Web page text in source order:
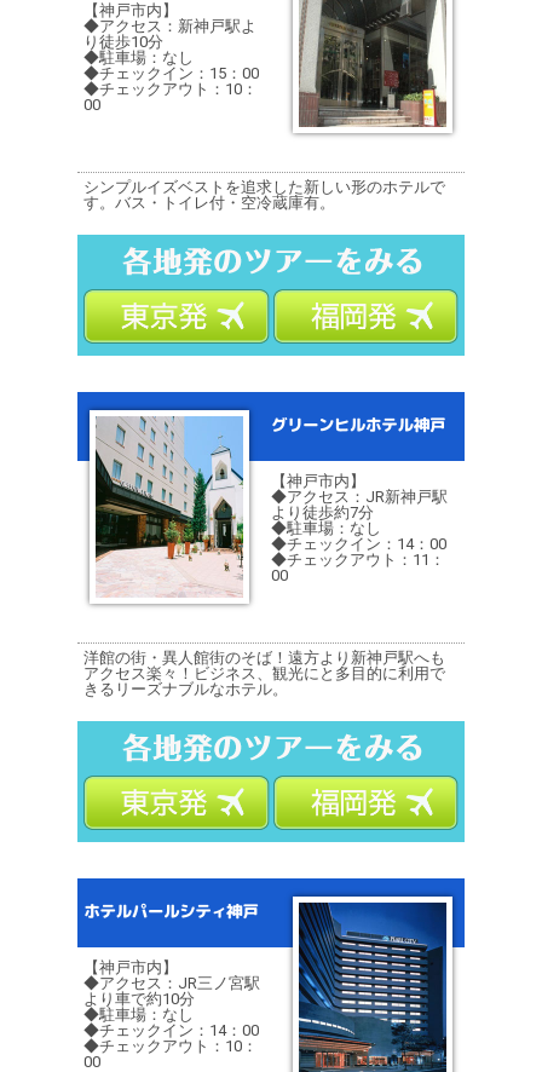
【神戸市内】
◆アクセス：新神戸駅よ
り徒歩10分
◆駐車場：なし
◆チェックイン：15：00
◆チェックアウト：10：
00
シンプルイズベストを追求した新しい形のホテルで
す。バス・トイレ付・空冷蔵庫有。
【神戸市内】
◆アクセス：JR新神戸駅
より徒歩約7分
◆駐車場：なし
◆チェックイン：14：00
◆チェックアウト：11：
00
洋館の街・異人館街のそば！遠方より新神戸駅へも
アクセス楽々！ビジネス、観光にと多目的に利用で
きるリーズナブルなホテル。
【神戸市内】
◆アクセス：JR三ノ宮駅
より車で約10分
◆駐車場：なし
◆チェックイン：14：00
◆チェックアウト：10：
00